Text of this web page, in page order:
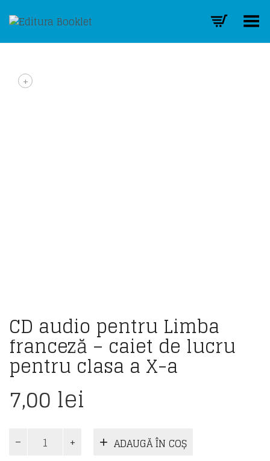
Toggle Menu
+
CD audio pentru Limba
franceză – caiet de lucru
pentru clasa a X-a
7,00 lei
Cantitate
CD ADAUGĂ ÎN COȘ